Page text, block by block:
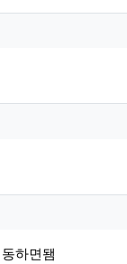
글
글
글
하면됌